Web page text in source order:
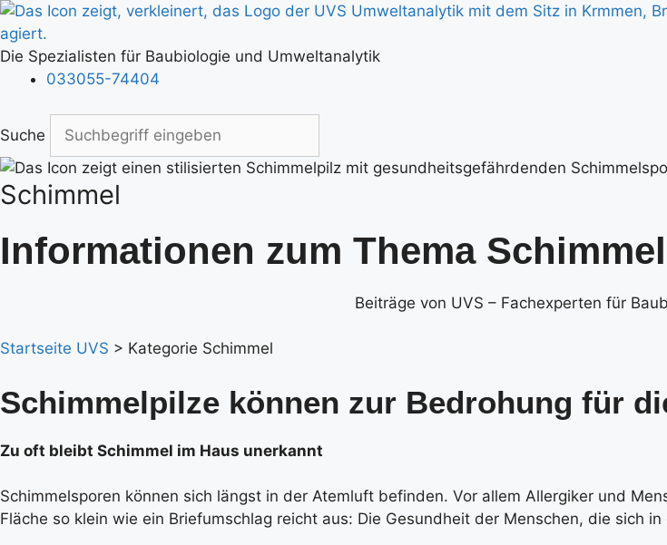
Zum
Inhalt
springen
Die Spezialisten für Baubiologie und Umweltanalytik
033055-74404
Suche
Schimmel
Informationen zum Thema Schimmel
Beiträge von UVS – Fachexperten für
Startseite UVS > Kategorie Schimmel
Schimmelpilze können zur Bedrohung für
Zu oft bleibt Schimmel im Haus unerkannt
Schimmelsporen können sich längst in der Atemluft befinden. Vor allem Allergiker und
Fläche so klein wie ein Briefumschlag reicht aus: Die Gesundheit der Menschen, die sich